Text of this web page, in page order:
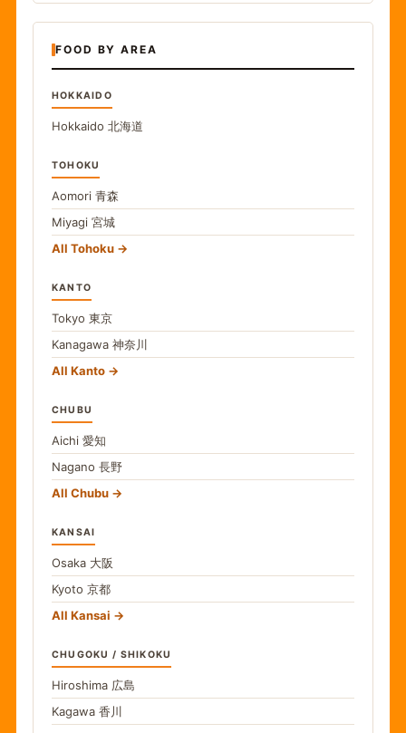
FOOD BY AREA
HOKKAIDO
Hokkaido 北海道
TOHOKU
Aomori 青森
Miyagi 宮城
All Tohoku
KANTO
Tokyo 東京
Kanagawa 神奈川
All Kanto
CHUBU
Aichi 愛知
Nagano 長野
All Chubu
KANSAI
Osaka 大阪
Kyoto 京都
All Kansai
CHUGOKU / SHIKOKU
Hiroshima 広島
Kagawa 香川